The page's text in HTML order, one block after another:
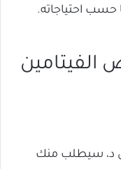
حسب احتياجاته.
الفيتامين
د، سيطلب منك